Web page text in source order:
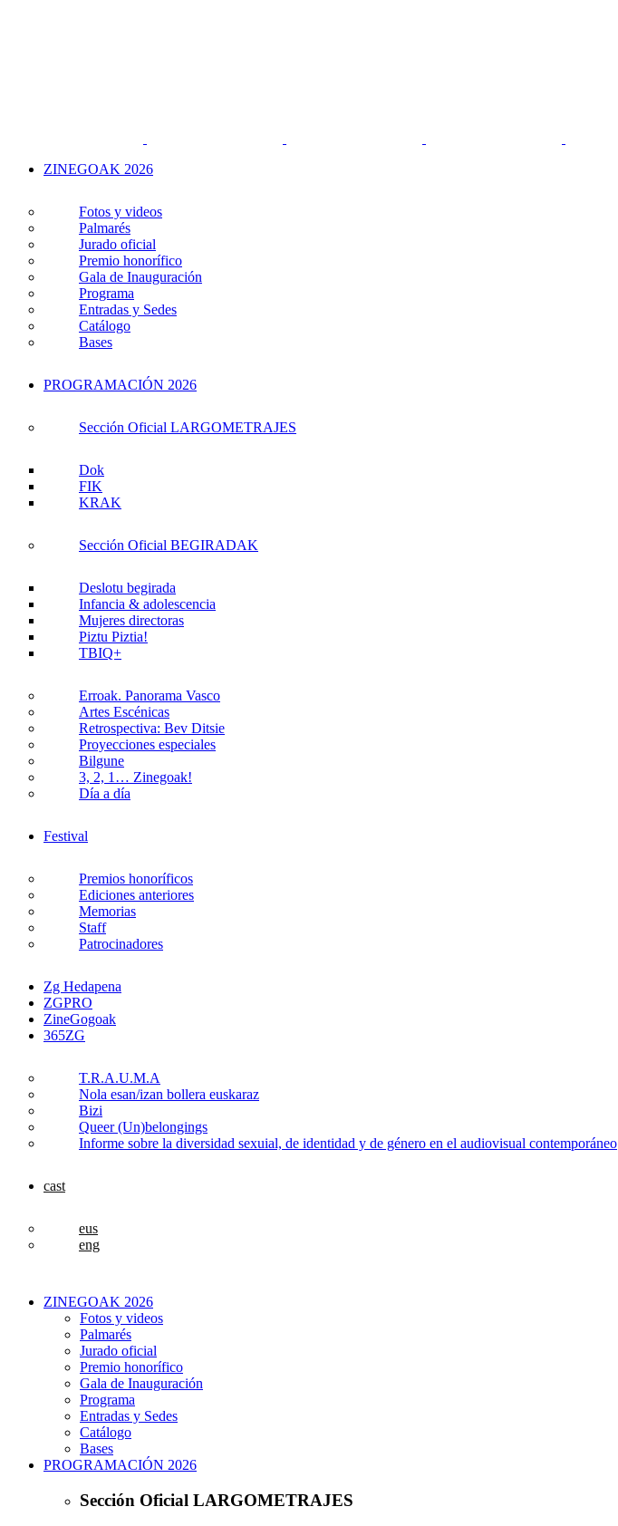
ZINEGOAK 2026
Fotos y videos
Palmarés
Jurado oficial
Premio honorífico
Gala de Inauguración
Programa
Entradas y Sedes
Catálogo
Bases
PROGRAMACIÓN 2026
Sección Oficial LARGOMETRAJES
Dok
FIK
KRAK
Sección Oficial BEGIRADAK
Deslotu begirada
Infancia & adolescencia
Mujeres directoras
Piztu Piztia!
TBIQ+
Erroak. Panorama Vasco
Artes Escénicas
Retrospectiva: Bev Ditsie
Proyecciones especiales
Bilgune
3, 2, 1… Zinegoak!
Día a día
Festival
Premios honoríficos
Ediciones anteriores
Memorias
Staff
Patrocinadores
Zg Hedapena
ZGPRO
ZineGogoak
365ZG
T.R.A.U.M.A
Nola esan/izan bollera euskaraz
Bizi
Queer (Un)belongings
Informe sobre la diversidad sexuial, de identidad y de género en el audiovisual contemporáneo
cast
eus
eng
ZINEGOAK 2026
Fotos y videos
Palmarés
Jurado oficial
Premio honorífico
Gala de Inauguración
Programa
Entradas y Sedes
Catálogo
Bases
PROGRAMACIÓN 2026
Sección Oficial LARGOMETRAJES